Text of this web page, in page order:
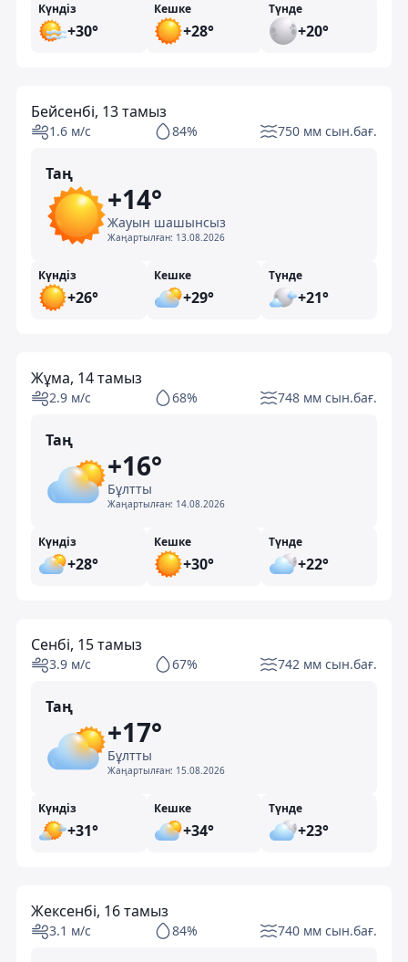
Күндіз
+30°
Кешке
+28°
Түнде
+20°
Бейсенбі, 13 тамыз
1.6 м/с 84% 750 мм сын.бағ.
Таң
+14°
Жауын шашынсыз
Жаңартылған: 13.08.2026
Күндіз
+26°
Кешке
+29°
Түнде
+21°
Жұма, 14 тамыз
2.9 м/с 68% 748 мм сын.бағ.
Таң
+16°
Бұлтты
Жаңартылған: 14.08.2026
Күндіз
+28°
Кешке
+30°
Түнде
+22°
Сенбі, 15 тамыз
3.9 м/с 67% 742 мм сын.бағ.
Таң
+17°
Бұлтты
Жаңартылған: 15.08.2026
Күндіз
+31°
Кешке
+34°
Түнде
+23°
Жексенбі, 16 тамыз
3.1 м/с 84% 740 мм сын.бағ.